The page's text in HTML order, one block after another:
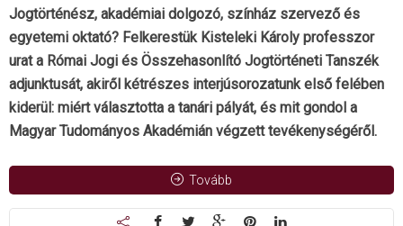
Jogtörténész, akadémiai dolgozó, színház szervező és
egyetemi oktató? Felkerestük Kisteleki Károly professzor
urat a Római Jogi és Összehasonlító Jogtörténeti Tanszék
adjunktusát, akiről kétrészes interjúsorozatunk első felében
kiderül: miért választotta a tanári pályát, és mit gondol a
Magyar Tudományos Akadémián végzett tevékenységéről.
Tovább